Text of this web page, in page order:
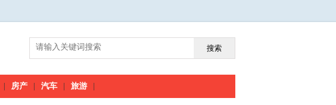
搜索
房产 汽车 旅游